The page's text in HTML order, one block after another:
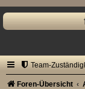
Team-
Foren-Übersicht